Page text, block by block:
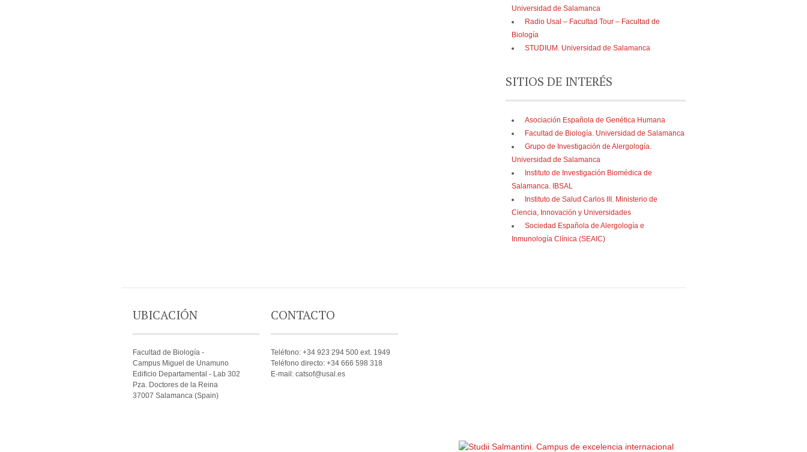
Universidad de Salamanca
Radio Usal – Facultad Tour – Facultad de
Biología
STUDIUM. Universidad de Salamanca
SITIOS DE INTERÉS
Asociación Española de Genética Humana
Facultad de Biología. Universidad de Salamanca
Grupo de Investigación de Alergología.
Universidad de Salamanca
Instituto de Investigación Biomédica de
Salamanca. IBSAL
Instituto de Salud Carlos III. Ministerio de
Ciencia, Innovación y Universidades
Sociedad Española de Alergología e
Inmunología Clínica (SEAIC)
UBICACIÓN
Facultad de Biología -
Campus Miguel de Unamuno
Edificio Departamental - Lab 302
Pza. Doctores de la Reina
37007 Salamanca (Spain)
CONTACTO
Teléfono: +34 923 294 500 ext. 1949
Teléfono directo: +34 666 598 318
E-mail: catsof@usal.es